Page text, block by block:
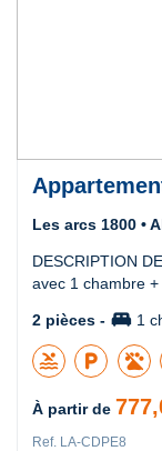
Les arcs 1800 •
DESCRIPTION
avec 1 chambre +
2 pièces - king_bed 1
pool local_parking
À partir de
Ref. LA-CDPE8